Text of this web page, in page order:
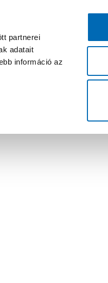
partnerei
adatait
információ az